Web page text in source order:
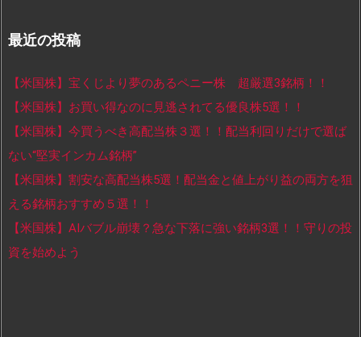
最近の投稿
【米国株】宝くじより夢のあるペニー株 超厳選3銘柄！！
【米国株】お買い得なのに見逃されてる優良株5選！！
【米国株】今買うべき高配当株３選！！配当利回りだけで選ば
ない“堅実インカム銘柄”
【米国株】割安な高配当株5選！配当金と値上がり益の両方を狙
える銘柄おすすめ５選！！
【米国株】AIバブル崩壊？急な下落に強い銘柄3選！！守りの投
資を始めよう